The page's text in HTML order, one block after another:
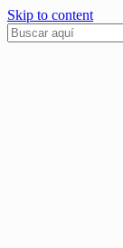
Skip to content